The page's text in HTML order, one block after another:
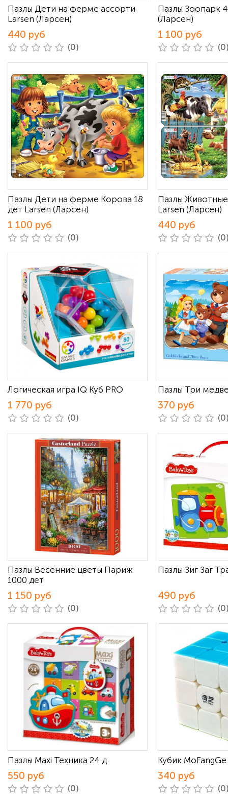
Пазлы Дети на ферме ассорти
Larsen (Ларсен)
440 руб
(0)
Пазлы Зоопарк
(Ларсен)
1 100 руб
Пазлы Дети на ферме Корова 18
дет Larsen (Ларсен)
1 100 руб
(0)
Пазлы
Larsen (Ларсен)
440 руб
Логическая игра IQ Куб PRO
1 770 руб
(0)
Пазлы Три
370 руб
Пазлы Весенние цветы Париж
1000 дет
1 150 руб
(0)
Пазлы Зиг Заг
490 руб
Пазлы Maxi Техника 24 д
550 руб
(0)
Кубик
340 руб